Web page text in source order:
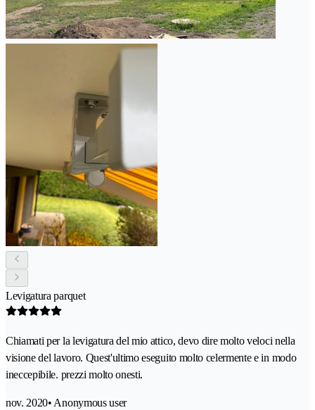
Levigatura parquet
Chiamati per la levigatura del mio attico, devo dire molto veloci nella
visione del lavoro. Quest'ultimo eseguito molto celermente e in modo
ineccepibile. prezzi molto onesti.
nov. 2020• Anonymous user